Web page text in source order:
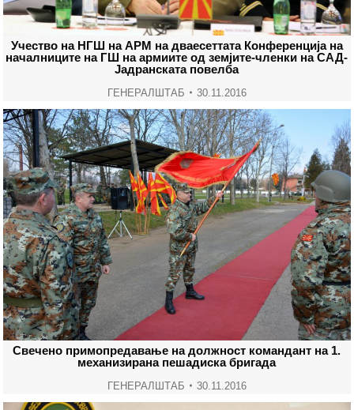
Учество на НГШ на АРМ на дваесеттата Конференција на
началниците на ГШ на армиите од земјите-членки на САД-
Јадранската повелба
ГЕНЕРАЛШТАБ 30.11.2016
Свечено примопредавање на должност командант на 1.
механизирана пешадиска бригада
ГЕНЕРАЛШТАБ 30.11.2016